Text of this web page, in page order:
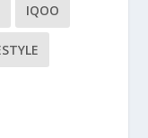
IQOO